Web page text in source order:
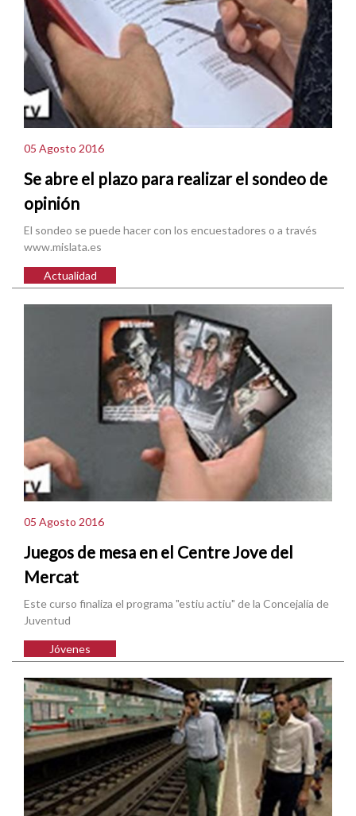
05 Agosto 2016
Se abre el plazo para realizar el sondeo de
opinión
El sondeo se puede hacer con los encuestadores o a través
www.mislata.es
Actualidad
05 Agosto 2016
Juegos de mesa en el Centre Jove del
Mercat
Este curso finaliza el programa "estiu actiu" de la Concejalía de
Juventud
Jóvenes